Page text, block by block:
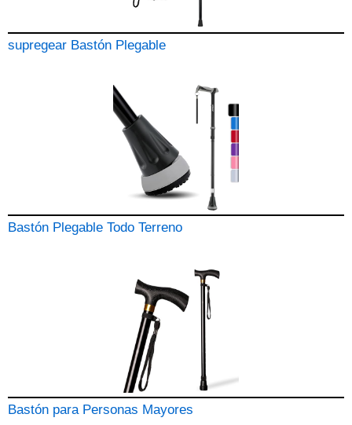
supregear Bastón Plegable
Bastón Plegable Todo Terreno
Bastón para Personas Mayores